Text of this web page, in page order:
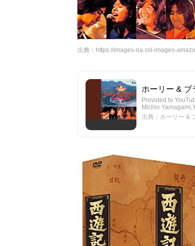
出典： https://images-na.ssl-images-
ホーリー & ブ
Provided to
Michio
出典：ホーリー &